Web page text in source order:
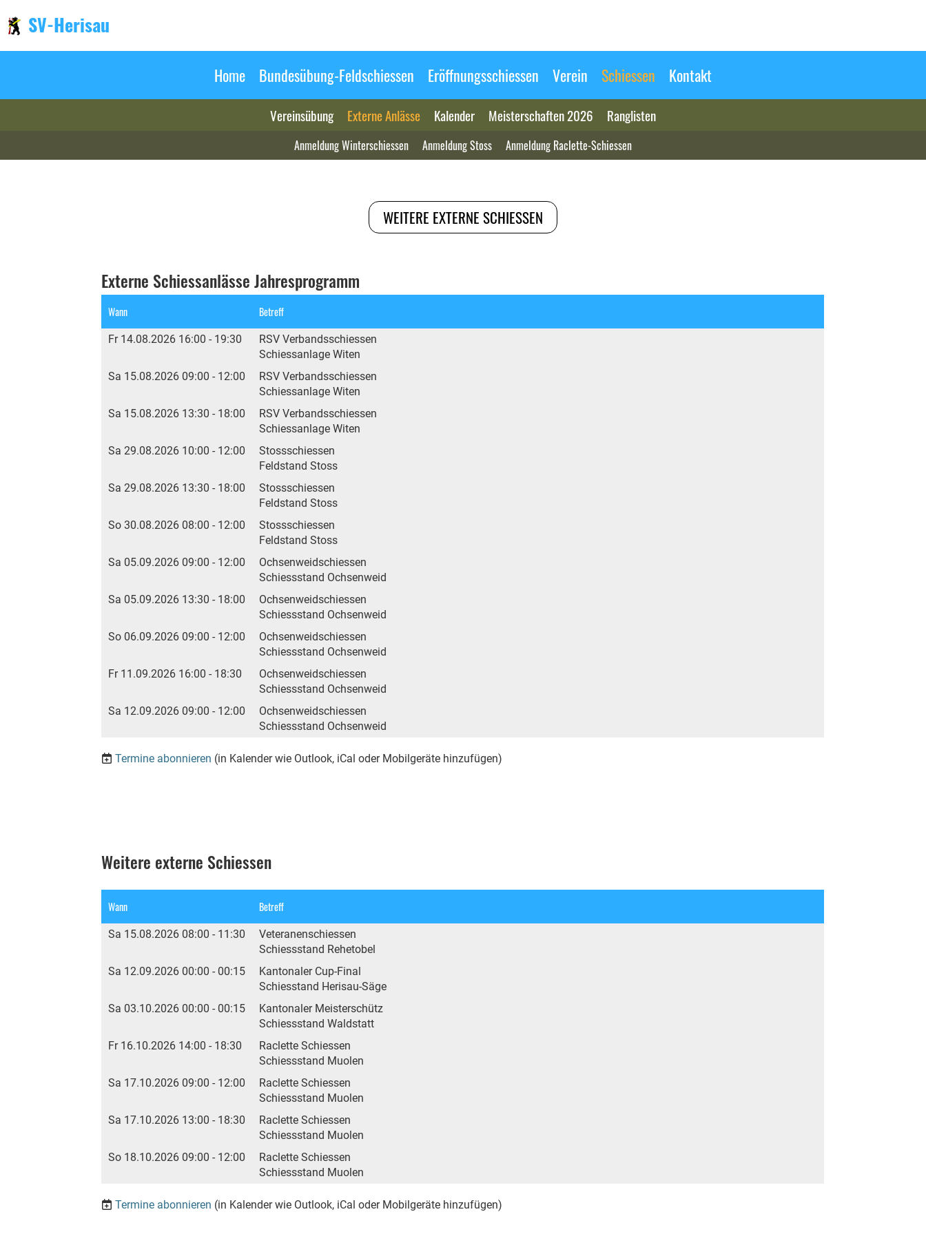
SV-Herisau
Home Bundesübung-Feldschiessen Eröffnungsschiessen Verein Schiessen Kontakt
Vereinsübung Externe Anlässe Kalender Meisterschaften 2026 Ranglisten
Anmeldung Winterschiessen Anmeldung Stoss Anmeldung Raclette-Schiessen
WEITERE EXTERNE SCHIESSEN
Externe Schiessanlässe Jahresprogramm
Wann Betreff
Fr 14.08.2026 16:00 - 19:30
RSV Verbandsschiessen
Schiessanlage Witen
Sa 15.08.2026 09:00 - 12:00
RSV Verbandsschiessen
Schiessanlage Witen
Sa 15.08.2026 13:30 - 18:00
RSV Verbandsschiessen
Schiessanlage Witen
Sa 29.08.2026 10:00 - 12:00
Stossschiessen
Feldstand Stoss
Sa 29.08.2026 13:30 - 18:00
Stossschiessen
Feldstand Stoss
So 30.08.2026 08:00 - 12:00
Stossschiessen
Feldstand Stoss
Sa 05.09.2026 09:00 - 12:00
Ochsenweidschiessen
Schiessstand Ochsenweid
Sa 05.09.2026 13:30 - 18:00
Ochsenweidschiessen
Schiessstand Ochsenweid
So 06.09.2026 09:00 - 12:00
Ochsenweidschiessen
Schiessstand Ochsenweid
Fr 11.09.2026 16:00 - 18:30
Ochsenweidschiessen
Schiessstand Ochsenweid
Sa 12.09.2026 09:00 - 12:00
Ochsenweidschiessen
Schiessstand Ochsenweid
Termine abonnieren (in Kalender wie Outlook, iCal oder Mobilgeräte hinzufügen)
Weitere externe Schiessen
Wann Betreff
Sa 15.08.2026 08:00 - 11:30
Veteranenschiessen
Schiessstand Rehetobel
Sa 12.09.2026 00:00 - 00:15
Kantonaler Cup-Final
Schiesstand Herisau-Säge
Sa 03.10.2026 00:00 - 00:15
Kantonaler Meisterschütz
Schiessstand Waldstatt
Fr 16.10.2026 14:00 - 18:30
Raclette Schiessen
Schiessstand Muolen
Sa 17.10.2026 09:00 - 12:00
Raclette Schiessen
Schiessstand Muolen
Sa 17.10.2026 13:00 - 18:30
Raclette Schiessen
Schiessstand Muolen
So 18.10.2026 09:00 - 12:00
Raclette Schiessen
Schiessstand Muolen
Termine abonnieren (in Kalender wie Outlook, iCal oder Mobilgeräte hinzufügen)